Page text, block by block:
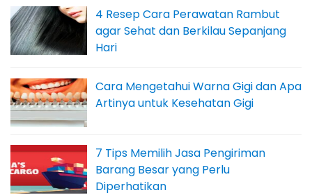
4 Resep Cara Perawatan Rambut
agar Sehat dan Berkilau Sepanjang
Hari
Cara Mengetahui Warna Gigi dan Apa
Artinya untuk Kesehatan Gigi
7 Tips Memilih Jasa Pengiriman
Barang Besar yang Perlu
Diperhatikan